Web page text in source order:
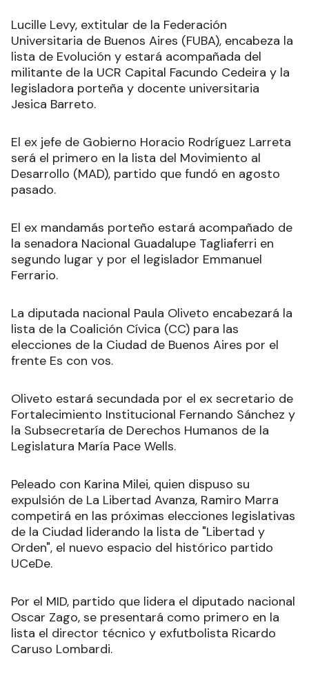
Lucille Levy, extitular de la Federación
Universitaria de Buenos Aires (FUBA), encabeza la
lista de Evolución y estará acompañada del
militante de la UCR Capital Facundo Cedeira y la
legisladora porteña y docente universitaria
Jesica Barreto.
El ex jefe de Gobierno Horacio Rodríguez Larreta
será el primero en la lista del Movimiento al
Desarrollo (MAD), partido que fundó en agosto
pasado.
El ex mandamás porteño estará acompañado de
la senadora Nacional Guadalupe Tagliaferri en
segundo lugar y por el legislador Emmanuel
Ferrario.
La diputada nacional Paula Oliveto encabezará la
lista de la Coalición Cívica (CC) para las
elecciones de la Ciudad de Buenos Aires por el
frente Es con vos.
Oliveto estará secundada por el ex secretario de
Fortalecimiento Institucional Fernando Sánchez y
la Subsecretaría de Derechos Humanos de la
Legislatura María Pace Wells.
Peleado con Karina Milei, quien dispuso su
expulsión de La Libertad Avanza, Ramiro Marra
competirá en las próximas elecciones legislativas
de la Ciudad liderando la lista de "Libertad y
Orden", el nuevo espacio del histórico partido
UCeDe.
Por el MID, partido que lidera el diputado nacional
Oscar Zago, se presentará como primero en la
lista el director técnico y exfutbolista Ricardo
Caruso Lombardi.